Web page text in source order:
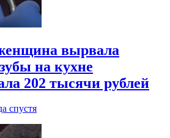
вырвала
на кухне
202 тысячи рублей
спустя